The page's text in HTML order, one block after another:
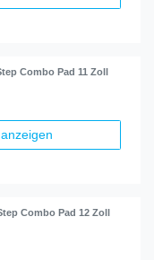
Combo Pad 11 Zoll
Combo Pad 12 Zoll